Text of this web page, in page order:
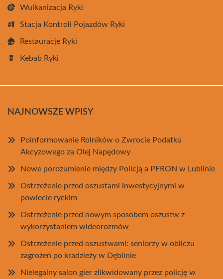
Wulkanizacja Ryki
Stacja Kontroli Pojazdów Ryki
Restauracje Ryki
Kebab Ryki
NAJNOWSZE WPISY
Poinformowanie Rolników o Zwrocie Podatku
Akcyzowego za Olej Napędowy
Nowe porozumienie między Policją a PFRON w Lublinie
Ostrzeżenie przed oszustami inwestycyjnymi w
powiecie ryckim
Ostrzeżenie przed nowym sposobem oszustw z
wykorzystaniem wideorozmów
Ostrzeżenie przed oszustwami: seniorzy w obliczu
zagrożeń po kradzieży w Dęblinie
Nielegalny salon gier zlikwidowany przez policję w